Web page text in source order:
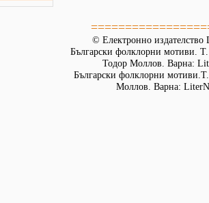
© Електронно издателство
Български фолклорни мотиви.
Тодор Моллов. Варна:
Български фолклорни
Моллов. Варна: